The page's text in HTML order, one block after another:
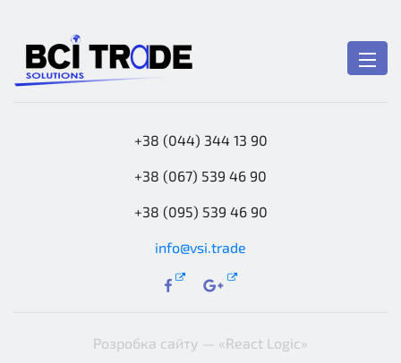
+38 (044) 344 13 90
+38 (067) 539 46 90
+38 (095) 539 46 90
info@vsi.trade
Розробка сайту — «React Logic»